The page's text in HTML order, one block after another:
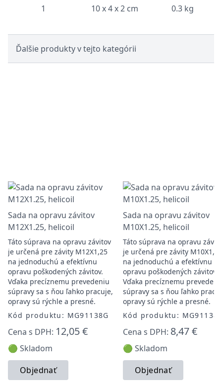
1
10 x 4 x 2 cm 0.3 kg
Ďalšie produkty v tejto kategórii
Sada na opravu závitov
M12X1.25, helicoil
Táto súprava na opravu závitov
je určená pre závity M12X1,25
na jednoduchú a efektívnu
opravu poškodených závitov.
Vďaka precíznemu prevedeniu
súpravy sa s ňou ľahko pracuje,
opravy sú rýchle a presné.
Kód produktu: MG91138G
Cena s DPH: 12,05 €
🟢 Skladom
Objednať
Sada na opravu závitov
M10X1.25, helicoil
Táto súprava na opravu
je určená pre závity M10X1,25
na jednoduchú a efektívnu
opravu poškodených závitov.
Vďaka precíznemu
súpravy sa s ňou ľahko
opravy sú rýchle a presné.
Kód produktu:
Cena s DPH: 8,47 €
🟢 Skladom
Objednať